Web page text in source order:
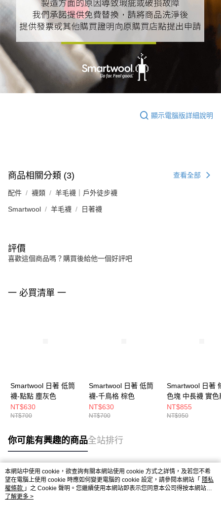
顯示電腦版詳細說明
商品相關分類 (3) 查看全部
配件 襪類 羊毛襪｜戶外徒步襪
Smartwool 羊毛襪 日著襪
評價
喜歡這個商品嗎？購買後給他一個好評吧
一 必買清單 一
Smartwool 日著 低筒
襪-點點 塵灰色
NT$630
NT$700
Smartwool 日著 低筒
襪-千鳥格 棕色
NT$630
NT$700
Smartwool 日著
色塊 中長襪 實色
栗子棕
NT$855
NT$950
你可能有興趣的商品全站排行
熱門標籤
本網站中使用 cookie，欲查詢有關本網站使用 cookie 方式之詳情，及若您不希
望在電腦上使用 cookie 時應如何變更電腦的 cookie 設定，請參閱本網站「 隱私
權條款 」之 Cookie 聲明。您繼續使用本網站即表示您同意本公司得按本網站使
用條款之 Cookie 聲明使用 cookie。
了解更多 >